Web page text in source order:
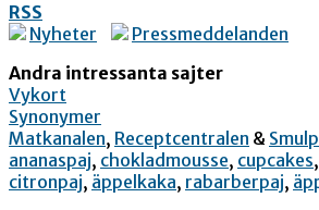
RSS
Nyheter
Pressmeddelanden
Andra intressanta sajter
Vykort
Synonymer
Matkanalen, Receptcentralen &
ananaspaj, chokladmousse, cupcakes,
citronpaj, äppelkaka, rabarberpaj,